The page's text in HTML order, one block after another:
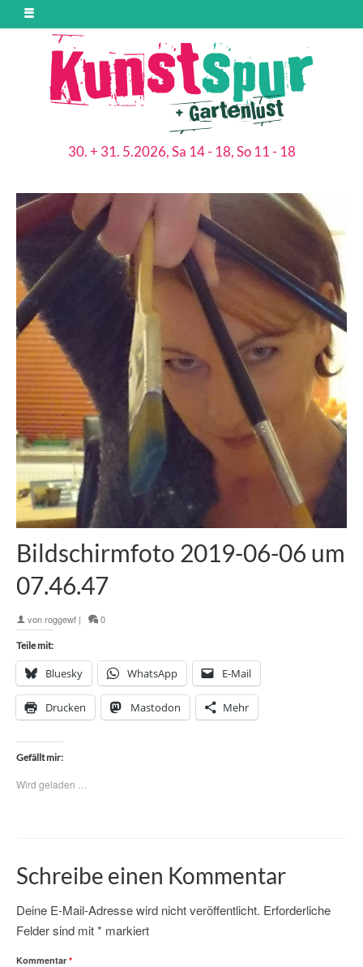
30. + 31. 5.2026, Sa 14 - 18, So 11 - 18
Bildschirmfoto 2019-06-06 um
07.46.47
vonroggewf | 0
Teile mit:
Bluesky WhatsApp E-Mail
Drucken Mastodon Mehr
Gefällt mir:
Wird geladen …
Schreibe einen Kommentar
Deine E-Mail-Adresse wird nicht veröffentlicht. Erforderliche
Felder sind mit* markiert
Kommentar *